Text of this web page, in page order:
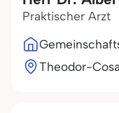
Praktischer Arzt
Theodor-